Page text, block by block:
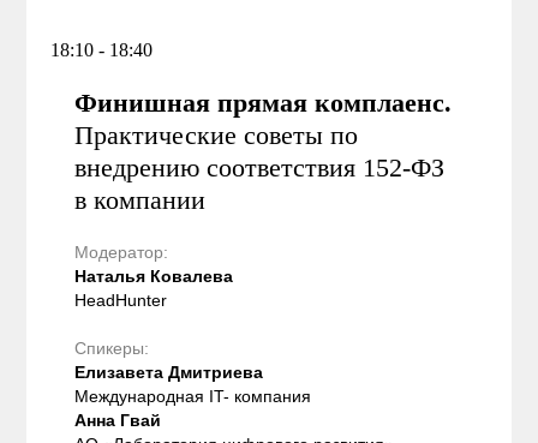
18:10 - 18:40
Финишная прямая комплаенс.
Практические советы по
внедрению соответствия 152-ФЗ
в компании
Модератор:
Наталья Ковалева
HeadHunter
Спикеры:
Елизавета Дмитриева
Международная IT- компания
Анна Гвай